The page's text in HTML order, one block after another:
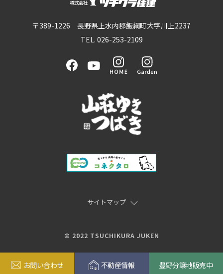
お問い合わせ 不動産情報 豊野分譲地販売中
〒389-1226 長野県上水内郡飯綱町大字川上2237
TEL. 026-253-2109
サイトマップ
© 2022 TSUCHIKURA JUKEN